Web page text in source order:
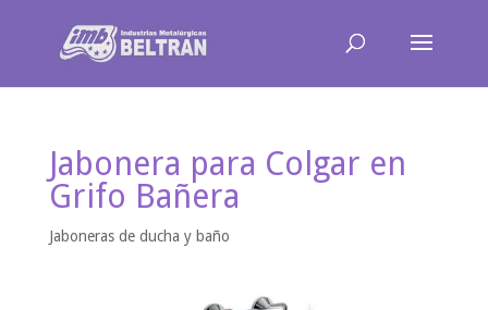
Jabonera para Colgar en
Grifo Bañera
Jaboneras de ducha y baño